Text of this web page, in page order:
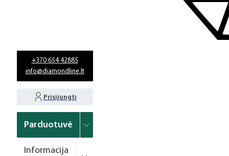
+370 654 42885
info@diamondline.lt
Prisijungti
Parduotuvė
Informacija